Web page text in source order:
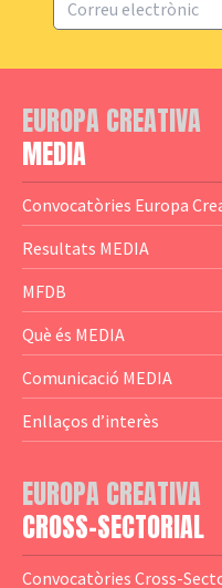
EUROPA CREATIVA
MEDIA
Convocatòries Europa
— Content Cluster
— Business Cluster
— Audience Cluster
— Altres
Resultats MEDIA
MFDB
Què és MEDIA
— El subprograma MEDIA
— Agència Executiva
— Logotips
Comunicació MEDIA
— Estrenes a Catalunya
— Notícies
Enllaços d’interès
EUROPA CREATIVA
CROSS-SECTORIAL
Convocatòries Cross-